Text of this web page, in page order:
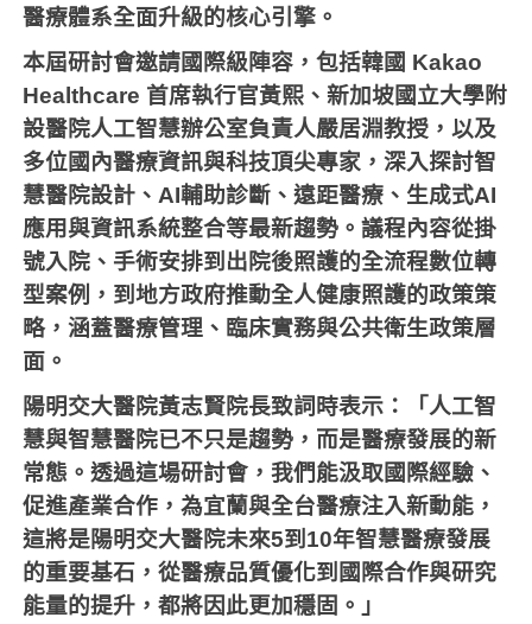
醫療體系全面升級的核心引擎。
本屆研討會邀請國際級陣容，包括韓國 Kakao
Healthcare 首席執行官黃熙、新加坡國立大學附
設醫院人工智慧辦公室負責人嚴居淵教授，以及
多位國內醫療資訊與科技頂尖專家，深入探討智
慧醫院設計、 AI輔助診斷、遠距醫療、生成式AI
應用與資訊系統整合等最新趨勢。議程內容從掛
號入院、手術安排到出院後照護的全流程數位轉
型案例，到地方政府推動全人健康照護的政策策
略，涵蓋醫療管理、臨床實務與公共衛生政策層
面。
陽明交大醫院黃志賢院長致詞時表示：「人工智
慧與智慧醫院已不只是趨勢，而是醫療發展的新
常態。透過這場研討會，我們能汲取國際經驗、
促進產業合作，為宜蘭與全台醫療注入新動能，
這將是陽明交大醫院未來5到 10年智慧醫療發展
的重要基石，從醫療品質優化到國際合作與研究
能量的提升，都將因此更加穩固。」